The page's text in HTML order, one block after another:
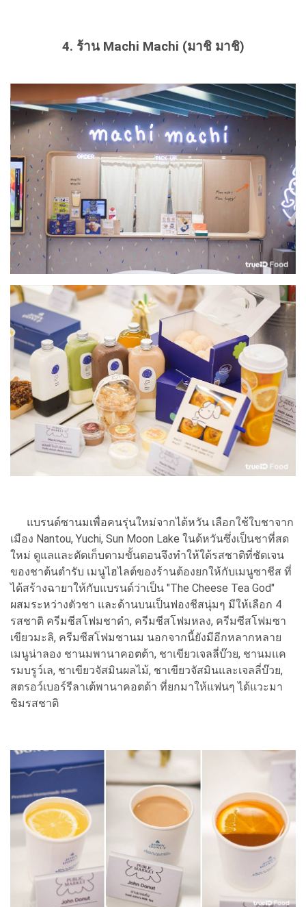
4. ร้าน Machi Machi (มาชิ มาชิ)
แบรนด์ซานมเพื่อคนรุ่นใหม่จากได้หวัน เลือกใช้ใบชาจาก
เมือง Nantou, Yuchi, Sun Moon Lake ในด้หวันซึ่งเป็นชาที่สด
ใหม่ ดูแลและตัดเก็บตามขั้นตอนจึงทำให้ใด้รสชาติที่ชัดเจน
ของชาต้นตำรับ เมนูไฮไลต์ของร้านต้องยกให้กับเมนูซาชีส ที่
ได้สร้างฉายาให้กับแบรนด์ว่าเป็น "The Cheese Tea God"
ผสมระหว่างตัวชา และด้านบนเป็นฟองชีสนุ่มๆ มีให้เลือก 4
รสชาติ ครีมชีสโฟมชาดำ, ครีมชีสโฟมหลง, ครีมซีสโฟมซา
เขียวมะลิ, ครีมซีสโฟมชานม นอกจากนี้ยังมีอีกหลากหลาย
เมนูน่าลอง ชานมพานาคอตต้า, ชาเขียวเจลลี่บ๊วย, ชานมแค
รมบรูว์เล, ชาเขียวจัสมินผลไม้, ชาเขียวจัสมินและเจลลี่บ๊วย,
สตรอว์เบอร์รีลาเต้พานาคอตด้า ที่ยกมาให้แฟนๆ ได้แวะมา
ชิมรสชาติ